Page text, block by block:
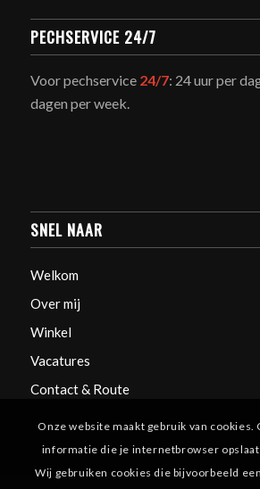
PECHSERVICE 24/7
Voor pechservice 24/7: 24 uur per
dagen per week.
SNEL NAAR
Welkom
Over mij
Winkel
Vacatures
Contact & Route
Onze website maakt gebruik van cookies.
informatie die je internetbrowser opslaat
Wij gebruiken cookies die bijvoorbeeld